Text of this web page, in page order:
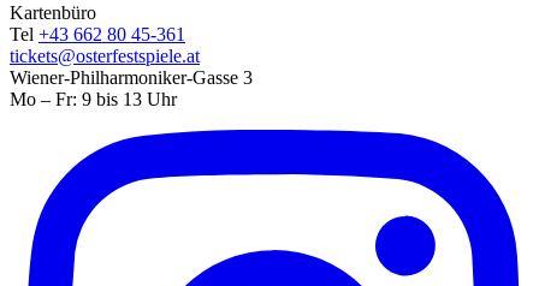
Kartenbüro
Tel +43 662 80 45-361
tickets@osterfestspiele.at
Wiener-Philharmoniker-Gasse 3
Mo – Fr: 9 bis 13 Uhr